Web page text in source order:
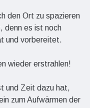
den Ort zu spazieren
denn es ist noch
und vorbereitet.
wieder erstrahlen!
und Zeit dazu hat,
zum Aufwärmen der